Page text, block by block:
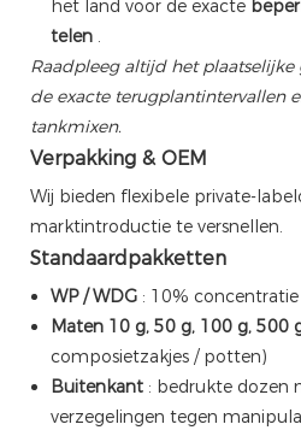
het land voor de exacte
telen.
Raadpleeg altijd het plaatselijke
de exacte terugplantintervallen
tankmixen.
Verpakking & OEM
Wij bieden flexibele private-
marktintroductie te versnellen.
Standaardpakketten
WP / WDG: 10% concentratie
Maten 10 g, 50 g, 100 g, 500
composietzakjes / potten)
Buitenkant: bedrukte dozen
verzegelingen tegen